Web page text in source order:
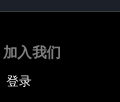
加入我们
登录